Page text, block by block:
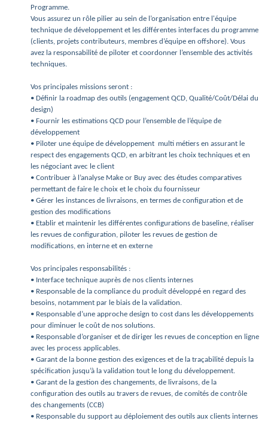
Programme.
Vous assurez un rôle pilier au sein de l’organisation entre l'équipe
technique de développement et les différentes interfaces du programme
(clients, projets contributeurs, membres d’équipe en offshore). Vous
avez la responsabilité de piloter et coordonner l’ensemble des activités
techniques.
Vos principales missions seront :
• Définir la roadmap des outils (engagement QCD, Qualité/Coût/Délai du
design)
• Fournir les estimations QCD pour l’ensemble de l’équipe de
développement
• Piloter une équipe de développement multi métiers en assurant le
respect des engagements QCD, en arbitrant les choix techniques et en
les négociant avec le client
• Contribuer à l’analyse Make or Buy avec des études comparatives
permettant de faire le choix et le choix du fournisseur
• Gérer les instances de livraisons, en termes de configuration et de
gestion des modifications
• Etablir et maintenir les différentes configurations de baseline, réaliser
les revues de configuration, piloter les revues de gestion de
modifications, en interne et en externe
Vos principales responsabilités :
• Interface technique auprès de nos clients internes
• Responsable de la compliance du produit développé en regard des
besoins, notamment par le biais de la validation.
• Responsable d’une approche design to cost dans les développements
pour diminuer le coût de nos solutions.
• Responsable d’organiser et de diriger les revues de conception en ligne
avec les process applicables.
• Garant de la bonne gestion des exigences et de la traçabilité depuis la
spécification jusqu’à la validation tout le long du développement.
• Garant de la gestion des changements, de livraisons, de la
configuration des outils au travers de revues, de comités de contrôle
des changements (CCB)
• Responsable du support au déploiement des outils aux clients internes